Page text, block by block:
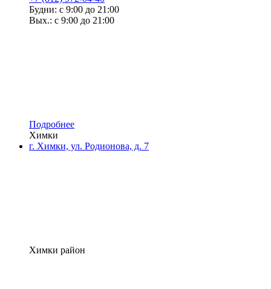
Будни: с 9:00 до 21:00
Вых.: с 9:00 до 21:00
Подробнее
Химки
г. Химки, ул. Родионова, д. 7
Химки район